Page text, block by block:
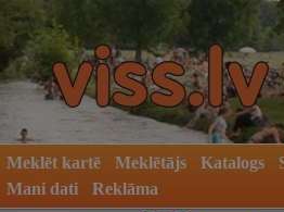
Meklēt kartē Meklētājs Katalogs
Mani dati
Reklāma